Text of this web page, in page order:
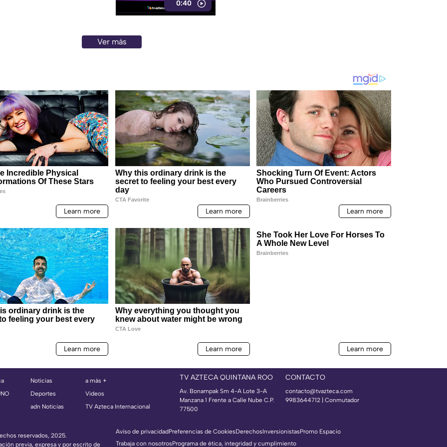
0:40
Ver más
Noticias
Deportes
adn Noticias
a más +
Videos
TV Azteca Internacional
TV AZTECA QUINTANA ROO
Av. Bonampak Sm 4-A Lote 3-A
Manzana 1 Frente a Calle Nube C.P.
77500
CONTACTO
contacto@tvazteca.com
9983644712 | Conmutador
reservados, 2025.
previa, expresa y por escrito de
Aviso de privacidadPreferencias de CookiesDerechosInversionistasPromo Espacio
Trabaja con nosotrosPrograma de ética, integridad y cumplimiento